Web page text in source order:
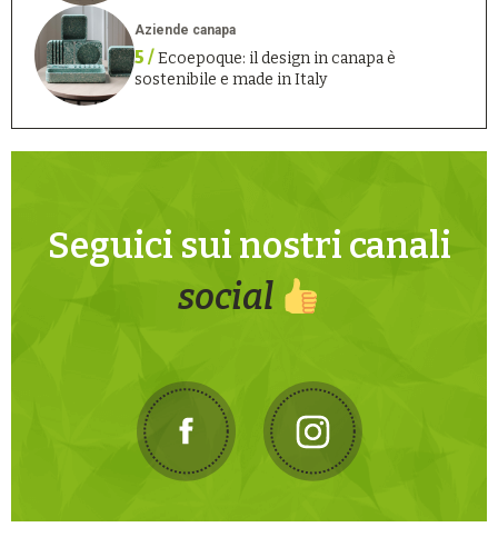
Aziende canapa
5 /Ecoepoque: il design in canapa è
sostenibile e made in Italy
Seguici sui nostri canali
social